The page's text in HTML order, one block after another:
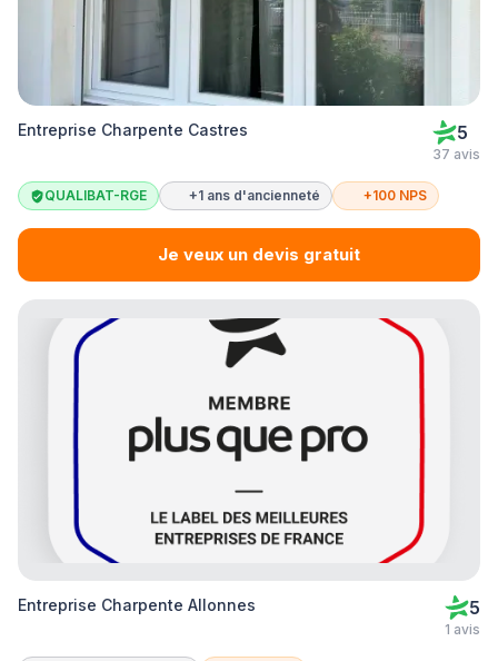
Entreprise Charpente Castres 5
37 avis
QUALIBAT-RGE +1 ans d'ancienneté +100 NPS
Je veux un devis gratuit
Entreprise Charpente Allonnes 5
1 avis